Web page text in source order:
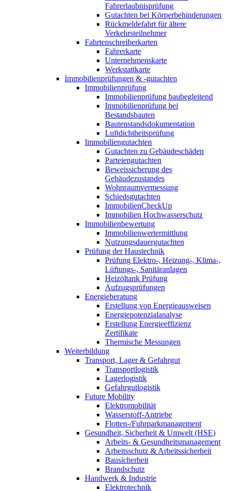
Fahrerlaubnisprüfung
Gutachten bei Körperbehinderungen
Rückmeldefahrt für ältere
Verkehrsteilnehmer
Fahrtenschreiberkarten
Fahrerkarte
Unternehmenskarte
Werkstattkarte
Immobilienprüfungen & -gutachten
Immobilienprüfung
Immobilienprüfung baubegleitend
Immobilienprüfung bei
Bestandsbauten
Bautenstandsdokumentation
Luftdichtheitsprüfung
Immobiliengutachten
Gutachten zu Gebäudeschäden
Parteiengutachten
Beweissicherung des
Gebäudezustandes
Wohnraumvermessung
Schiedsgutachten
ImmobilienCheckUp
Immobilien Hochwasserschutz
Immobilienbewertung
Immobilienwertermittlung
Nutzungsdauergutachten
Prüfung der Haustechnik
Prüfung Elektro-, Heizung-, Klima-,
Lüftungs-, Sanitäranlagen
Heizöltank Prüfung
Aufzugsprüfungen
Energieberatung
Erstellung von Energieausweisen
Energiepotenzialanalyse
Erstellung Energieeffizienz
Zertifikate
Thermische Messungen
Weiterbildung
Transport, Lager & Gefahrgut
Transportlogistik
Lagerlogistik
Gefahrgutlogistik
Future Mobility
Elektromobilität
Wasserstoff-Antriebe
Flotten-/Fuhrparkmanagement
Gesundheit, Sicherheit & Umwelt (HSE)
Arbeits- & Gesundheitsmanagement
Arbeitsschutz & Arbeitssicherheit
Bausicherheit
Brandschutz
Handwerk & Industrie
Elektrotechnik